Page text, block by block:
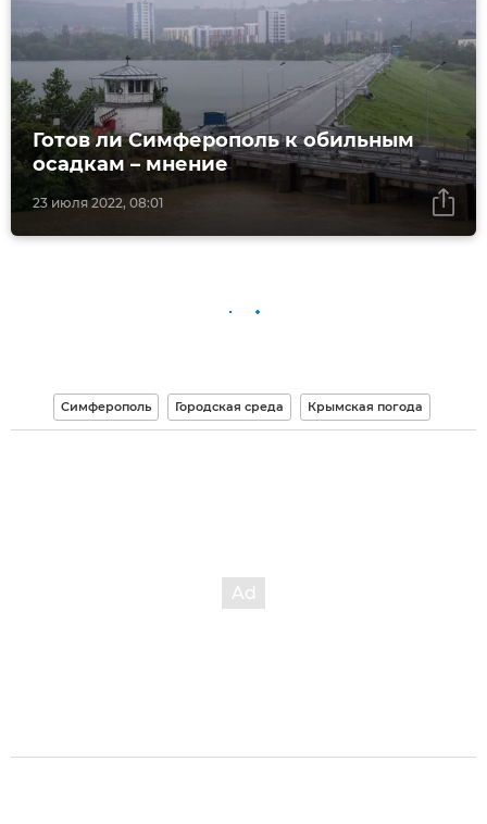
23 июля 2022, 08:01
Готов ли Симферополь к обильным
осадкам – мнение
Симферополь Городская среда Крымская погода